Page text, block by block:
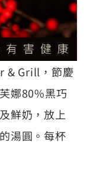
& Grill，節慶
娜80%黑巧
鮮奶，放上
湯圓。每杯